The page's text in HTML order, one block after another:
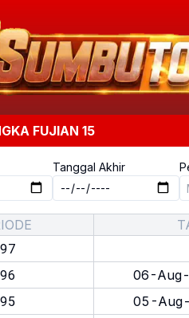
FUJIAN 15
Tanggal Akhir
06-
05-